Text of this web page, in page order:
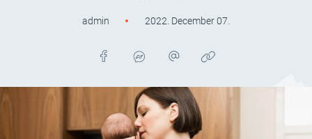
admin 2022. December 07.